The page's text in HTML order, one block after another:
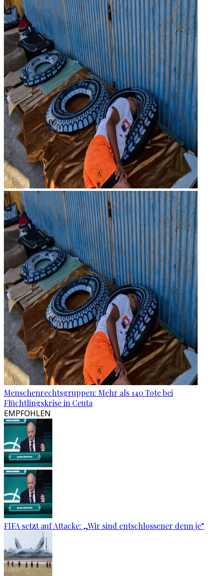
Menschenrechtsgruppen: Mehr als 140 Tote bei
Flüchtlingskrise in Ceuta
EMPFOHLEN
FIFA setzt auf Attacke: „Wir sind entschlossener denn je“